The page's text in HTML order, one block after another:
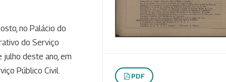
no Palácio do
do Serviço
julho deste ano, em
Público Civil.
PDF